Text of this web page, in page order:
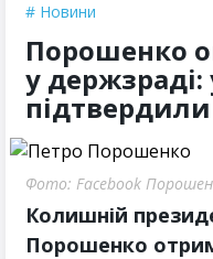
Новини
Порошенко
у держзраді:
підтвердили
Фото: Facebook
Колишній
Порошенко